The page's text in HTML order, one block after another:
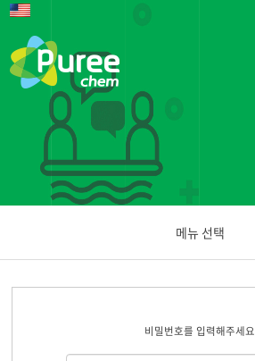
메뉴 선택
공지사항
문의하기
비밀번호를 입력해주세요